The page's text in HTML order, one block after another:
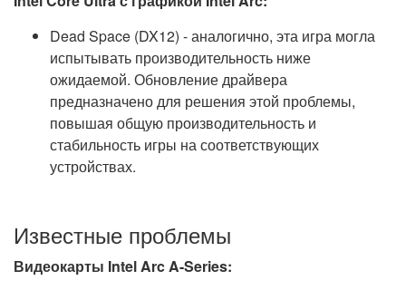
Dead Space (DX12) - аналогично, эта игра могла
испытывать производительность ниже
ожидаемой. Обновление драйвера
предназначено для решения этой проблемы,
повышая общую производительность и
стабильность игры на соответствующих
устройствах.
Известные проблемы
Видеокарты Intel Arc A-Series: